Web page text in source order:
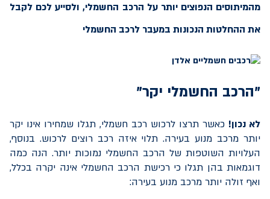
מהמיתוסים הנפוצים יותר על הרכב החשמלי, ולסייע לכם לקבל
את ההחלטות הנכונות במעבר לרכב החשמלי
"הרכב החשמלי יקר"
לא נכון! כאשר תרצו לרכוש רכב חשמלי, תגלו שמחירו אינו יקר
יותר מרכב מנוע בעירה. תלוי איזה רכב רוצים לרכוש. בנוסף,
העלויות השוטפות של הרכב החשמלי נמוכות יותר. הנה כמה
דוגמאות בהן תגלו כי רכישת הרכב החשמלי אינה יקרה בכלל,
ואף זולה יותר מרכב מנוע בעירה: